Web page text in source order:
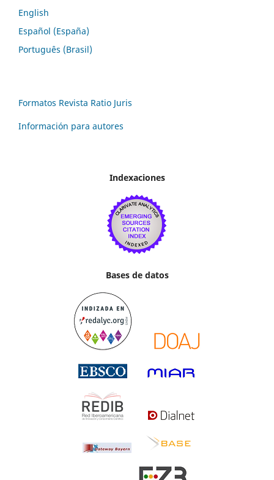
English
Español (España)
Português (Brasil)
Formatos Revista Ratio Juris
Información para autores
Indexaciones
Bases de datos